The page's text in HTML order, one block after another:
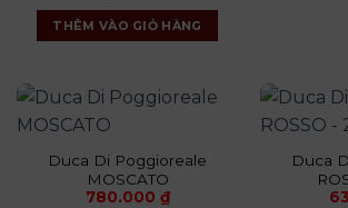
THÊM VÀO GIỎ HÀNG
Duca Di Poggioreale
MOSCATO
780.000 ₫
Duca